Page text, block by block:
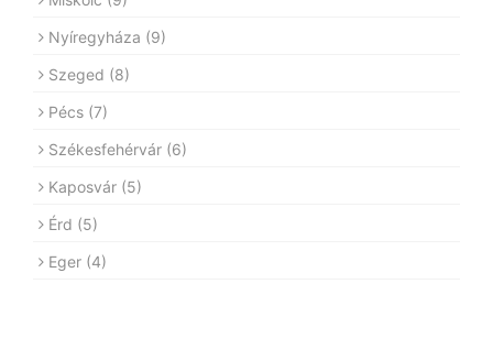
Nyíregyháza (9)
Szeged (8)
Pécs (7)
Székesfehérvár (6)
Kaposvár (5)
Érd (5)
Eger (4)